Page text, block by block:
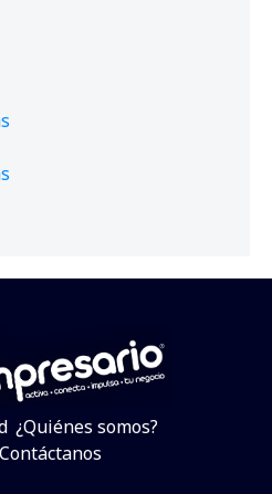
¿Quiénes somos?
Contáctanos